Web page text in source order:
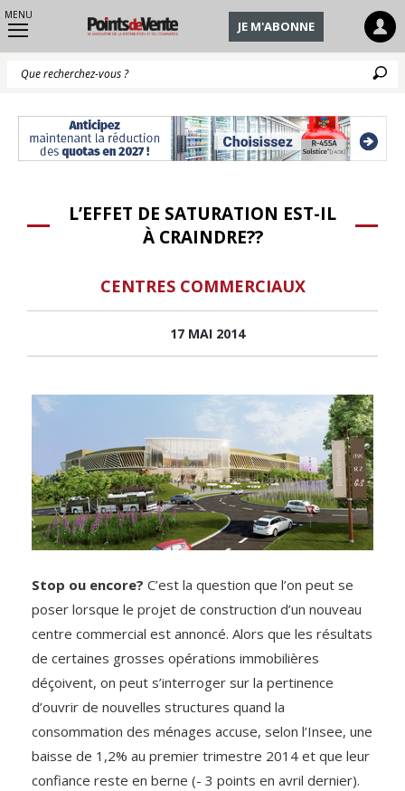
MENU
JE M'ABONNE
L’EFFET DE SATURATION EST-IL
À CRAINDRE??
CENTRES COMMERCIAUX
17 MAI 2014
Stop ou encore? C’est la question que l’on peut se
poser lorsque le projet de construction d’un nouveau
centre commercial est annoncé. Alors que les résultats
de certaines grosses opérations immobilières
déçoivent, on peut s’interroger sur la pertinence
d’ouvrir de nouvelles structures quand la
consommation des ménages accuse, selon l’Insee, une
baisse de 1,2% au premier trimestre 2014 et que leur
confiance reste en berne (- 3 points en avril dernier).